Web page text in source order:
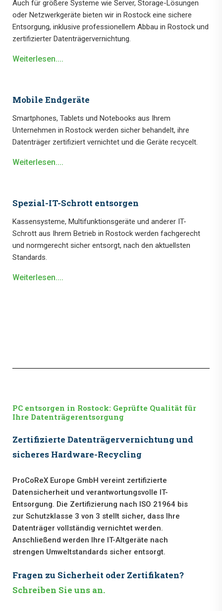
Auch für größere Systeme wie Server, Storage-Lösungen
oder Netzwerkgeräte bieten wir in Rostock eine sichere
Entsorgung, inklusive professionellem Abbau in Rostock und
zertifizierter Datenträgervernichtung.
Weiterlesen....
Mobile Endgeräte
Smartphones, Tablets und Notebooks aus Ihrem
Unternehmen in Rostock werden sicher behandelt, ihre
Datenträger zertifiziert vernichtet und die Geräte recycelt.
Weiterlesen....
Spezial-IT-Schrott entsorgen
Kassensysteme, Multifunktionsgeräte und anderer IT-
Schrott aus Ihrem Betrieb in Rostock werden fachgerecht
und normgerecht sicher entsorgt, nach den aktuellsten
Standards.
Weiterlesen....
PC entsorgen in Rostock: Geprüfte Qualität für
Ihre Datenträgerentsorgung
Zertifizierte Datenträgervernichtung und
sicheres Hardware-Recycling
ProCoReX Europe GmbH vereint zertifizierte
Datensicherheit und verantwortungsvolle IT-
Entsorgung. Die Zertifizierung nach ISO 21964 bis
zur Schutzklasse 3 von 3 stellt sicher, dass Ihre
Datenträger vollständig vernichtet werden.
Anschließend werden Ihre IT-Altgeräte nach
strengen Umweltstandards sicher entsorgt.
Fragen zu Sicherheit oder Zertifikaten?
Schreiben Sie uns an.